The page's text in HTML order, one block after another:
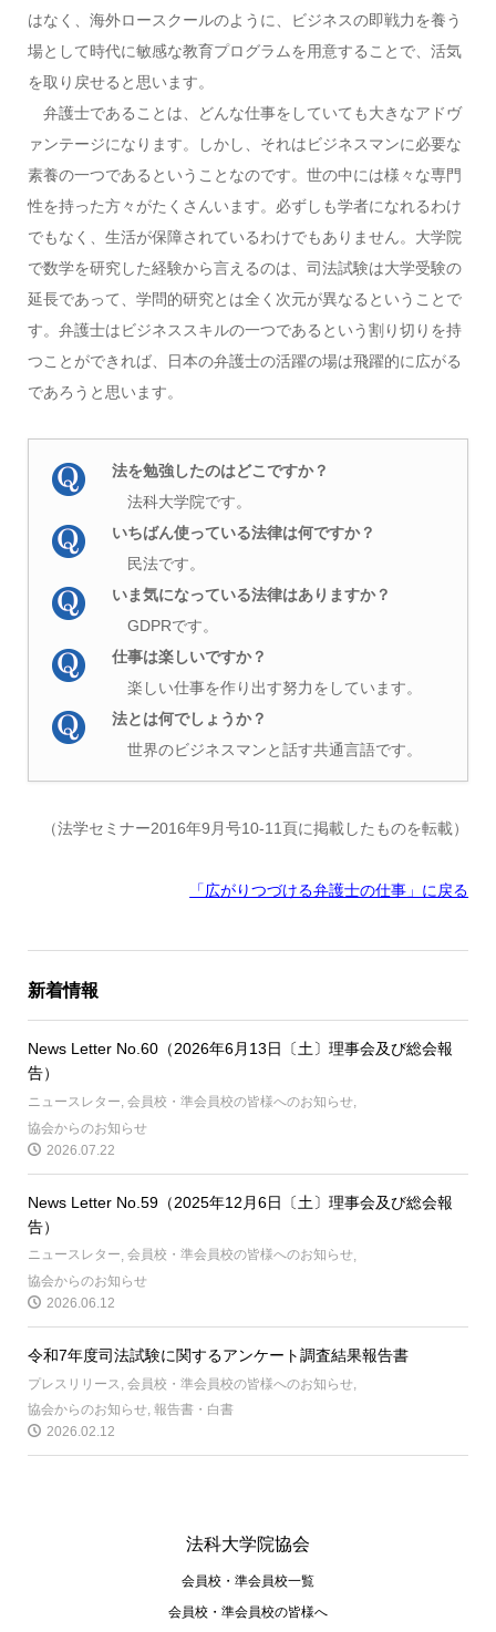
はなく、海外ロースクールのように、ビジネスの即戦力を養う
場として時代に敏感な教育プログラムを用意することで、活気
を取り戻せると思います。
弁護士であることは、どんな仕事をしていても大きなアドヴ
ァンテージになります。しかし、それはビジネスマンに必要な
素養の一つであるということなのです。世の中には様々な専門
性を持った方々がたくさんいます。必ずしも学者になれるわけ
でもなく、生活が保障されているわけでもありません。大学院
で数学を研究した経験から言えるのは、司法試験は大学受験の
延長であって、学問的研究とは全く次元が異なるということで
す。弁護士はビジネススキルの一つであるという割り切りを持
つことができれば、日本の弁護士の活躍の場は飛躍的に広がる
であろうと思います。
法を勉強したのはどこですか？
法科大学院です。
いちばん使っている法律は何ですか？
民法です。
いま気になっている法律はありますか？
GDPRです。
仕事は楽しいですか？
楽しい仕事を作り出す努力をしています。
法とは何でしょうか？
世界のビジネスマンと話す共通言語です。
（法学セミナー2016年9月号10-11頁に掲載したものを転載）
「広がりつづける弁護士の仕事」に戻る
新着情報
News Letter No.60（2026年6月13日〔土〕理事会及び総会報
告）
ニュースレター, 会員校・準会員校の皆様へのお知らせ,
協会からのお知らせ
2026.07.22
News Letter No.59（2025年12月6日〔土〕理事会及び総会報
告）
ニュースレター 会員校・準会員校の皆様へのお知らせ
協会からのお知らせ
2026.06.12
令和7年度司法試験に関するアンケート調査結果報告書
プレスリリース 会員校・準会員校の皆様へのお知らせ
協会からのお知らせ, 報告書・白書
2026.02.12
法科大学院協会
会員校・準会員校一覧
会員校・準会員校の皆様へ